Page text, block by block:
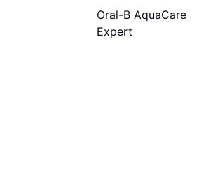
Oral-B AquaCare 6
Expert